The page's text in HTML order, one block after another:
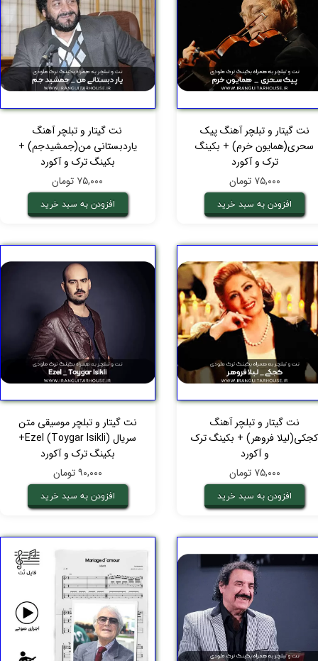
نت گیتار و تبلچر آهنگ پیک
سحری(همایون خرم) + بکینگ
ترک و آکورد
۷۵,۰۰۰ تومان
افزودن به سبد خرید
نت گیتار و تبلچر آهنگ
یاردبستانی من(جمشیدجم) +
بکینگ ترک و آکورد
۷۵,۰۰۰ تومان
افزودن به سبد خرید
نت گیتار و تبلچر آهنگ
کجکی(لیلا فروهر) + بکینگ ترک
و آکورد
۷۵,۰۰۰ تومان
افزودن به سبد خرید
نت گیتار و تبلچر موسیقی متن
سریال Ezel (Toygar Isikli)+
بکینگ ترک و آکورد
۹۰,۰۰۰ تومان
افزودن به سبد خرید